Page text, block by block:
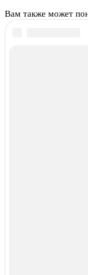
Вам также может